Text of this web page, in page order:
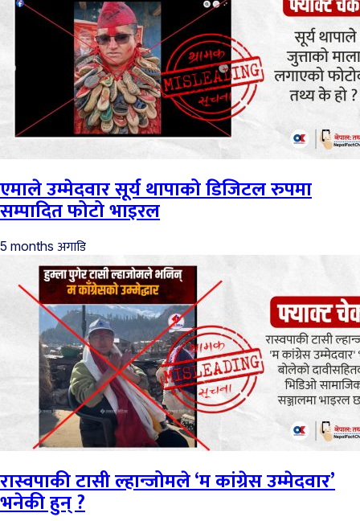
एमाले उम्मेदवार सूर्य थापाको डिजिटल रुपमा
सम्पादित फोटो भाइरल
5 months अगाडि
रास्वपाकी टासी ल्हान्जोमले ‘म कांग्रेस उम्मेदवार’
भनेकी हुन् ?